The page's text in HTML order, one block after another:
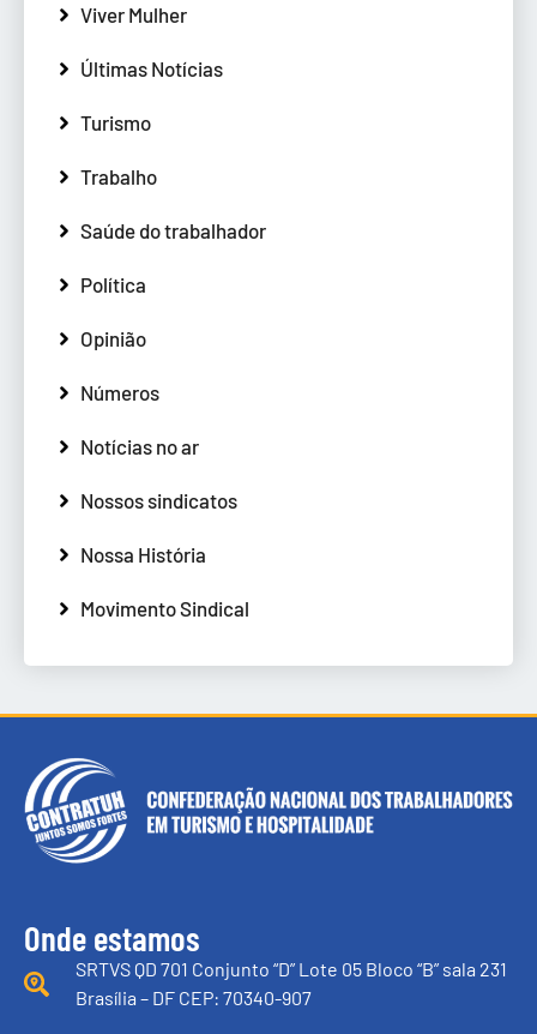
Viver Mulher
Últimas Notícias
Turismo
Trabalho
Saúde do trabalhador
Política
Opinião
Números
Notícias no ar
Nossos sindicatos
Nossa História
Movimento Sindical
Onde estamos
SRTVS QD 701 Conjunto “D” Lote 05 Bloco “B” sala 231
Brasília – DF CEP: 70340-907